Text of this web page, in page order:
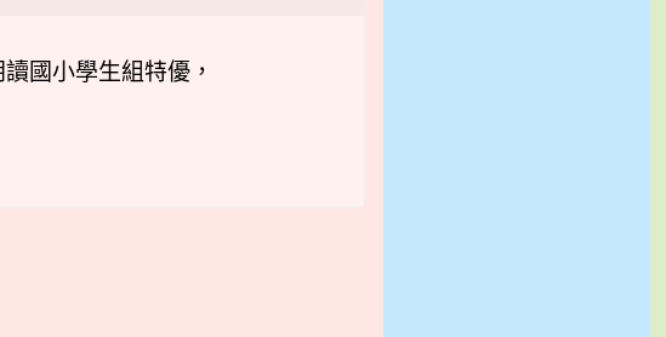
國小學生組特優，